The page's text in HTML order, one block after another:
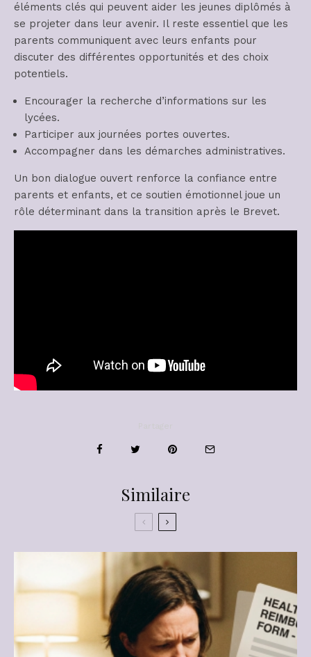
éléments clés qui peuvent aider les jeunes diplômés à
se projeter dans leur avenir. Il reste essentiel que les
parents communiquent avec leurs enfants pour
discuter des différentes opportunités et des choix
potentiels.
Encourager la recherche d’informations sur les
lycées.
Participer aux journées portes ouvertes.
Accompagner dans les démarches administratives.
Un bon dialogue ouvert renforce la confiance entre
parents et enfants, et ce soutien émotionnel joue un
rôle déterminant dans la transition après le Brevet.
Similaire